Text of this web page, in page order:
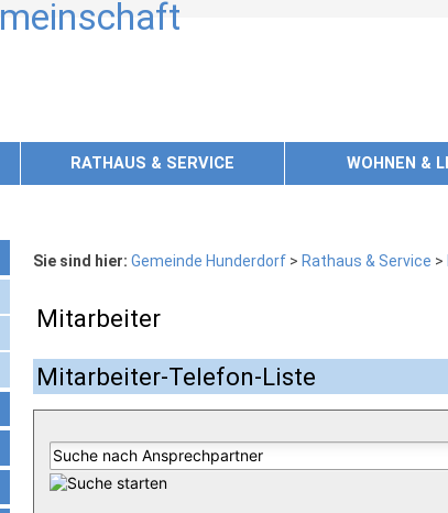
springen.
RATHAUS & SERVICE WOHNEN &
Sie sind hier: Gemeinde Hunderdorf> Rathaus & Service >
Mitarbeiter
Mitarbeiter-Telefon-Liste